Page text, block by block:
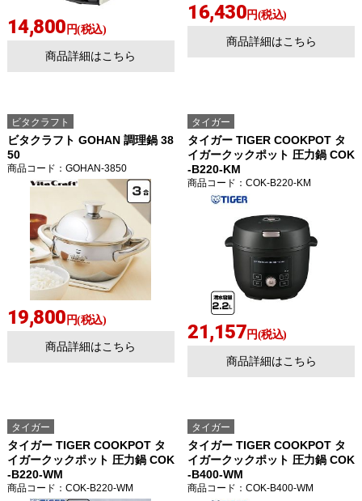
14,800 円(税込)
商品詳細はこちら
16,430円(税込)
商品詳細はこちら
ビタクラフト
ビタクラフト GOHAN 調理鍋 38
50
商品コード ：GOHAN-3850
19,800 円(税込)
商品詳細はこちら
タイガー
タイガー TIGER COOKPOT タ
イガークックポット 圧力鍋 COK
-B220-KM
商品コード ：COK-B220-KM
21,157円(税込)
商品詳細はこちら
タイガー
タイガー TIGER COOKPOT タ
イガークックポット 圧力鍋 COK
-B220-WM
商品コード ：COK-B220-WM
タイガー
タイガー TIGER COOKPOT タ
イガークックポット 圧力鍋 COK
-B400-WM
商品コード ：COK-B400-WM